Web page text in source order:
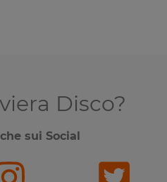
Disco?
sui Social